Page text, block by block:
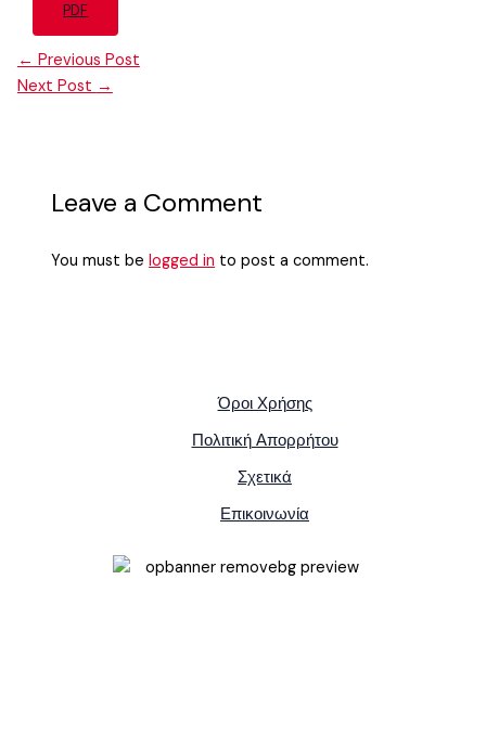
PDF
← Previous Post
Next Post →
Leave a Comment
You must belogged in to post a comment.
Όροι Χρήσης
Πολιτική Απορρήτου
Σχετικά
Επικοινωνία